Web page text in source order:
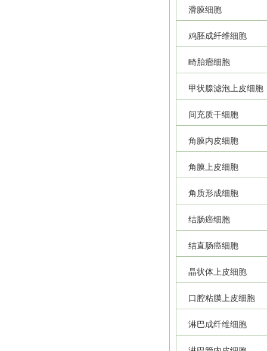
滑膜细胞
鸡胚成纤维细胞
畸胎瘤细胞
甲状腺滤泡上皮细胞
间充质干细胞
角膜内皮细胞
角膜上皮细胞
角质形成细胞
结肠癌细胞
结直肠癌细胞
晶状体上皮细胞
口腔粘膜上皮细胞
淋巴成纤维细胞